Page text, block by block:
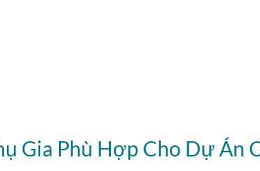
Gia Phù Hợp Cho Dự Án